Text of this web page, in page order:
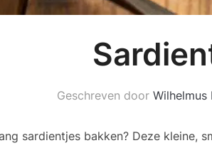
Geschreven door Wilhelmus
sardientjes bakken? Deze kleine,